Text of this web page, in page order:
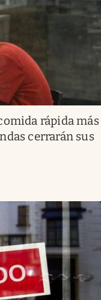
rápida más
cerrarán sus